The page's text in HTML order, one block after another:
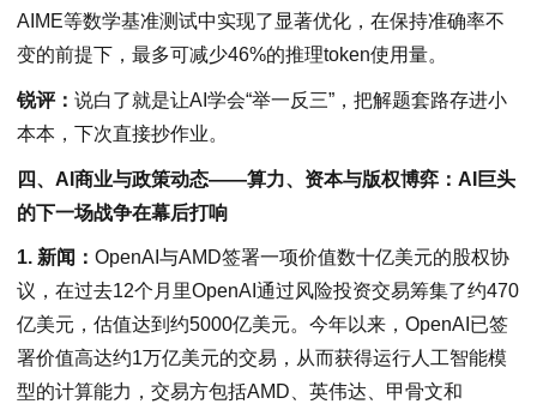
AIME等数学基准测试中实现了显著优化，在保持准确率不
变的前提下，最多可减少46%的推理token使用量。
锐评： 说白了就是让AI学会“举一反三”，把解题套路存进小
本本，下次直接抄作业。
四、AI商业与政策动态——算力、资本与版权博弈：AI巨头
的下一场战争在幕后打响
1. 新闻： OpenAI与AMD签署一项价值数十亿美元的股权协
议，在过去12个月里OpenAI通过风险投资交易筹集了约470
亿美元，估值达到约5000亿美元。今年以来，OpenAI已签
署价值高达约1万亿美元的交易，从而获得运行人工智能模
型的计算能力，交易方包括AMD、英伟达、甲骨文和